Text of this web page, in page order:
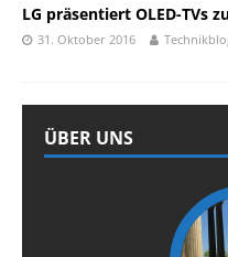
LG präsentiert OLED-TVs
31. Oktober 2016
ÜBER UNS